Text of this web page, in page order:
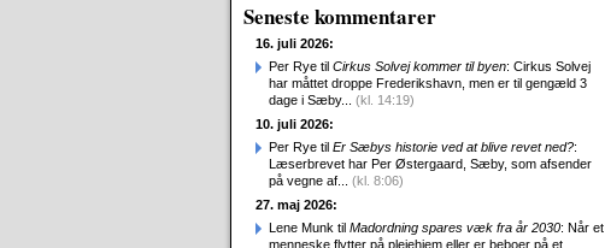
Seneste kommentarer
16. juli 2026:
Per Rye til Cirkus Solvej kommer til byen: Cirkus Solvej
har måttet droppe Frederikshavn, men er til gengæld 3
dage i Sæby... (kl. 14:19)
10. juli 2026:
Per Rye til Er Sæbys historie ved at blive revet ned?:
Læserbrevet har Per Østergaard, Sæby, som afsender
på vegne af... (kl. 8:06)
27. maj 2026:
Lene Munk til Madordning spares væk fra år 2030: Når et
menneske flytter på plejehjem eller er beboer på et